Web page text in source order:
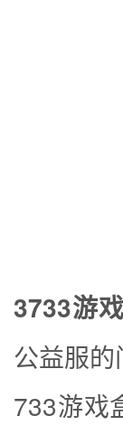
3733游
公益服
733游戏